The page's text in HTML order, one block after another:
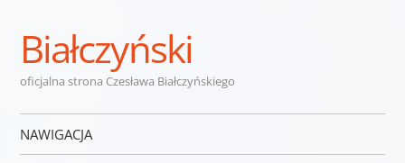
Białczyński
oficjalna strona Czesława Białczyńskiego
NAWIGACJA